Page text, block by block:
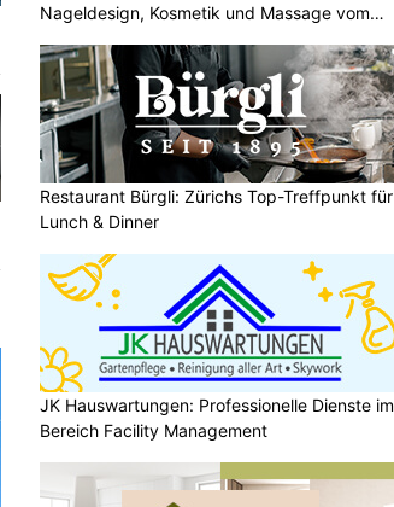
Nageldesign, Kosmetik und Massage vom
Restaurant Bürgli: Zürichs Top-Treffpunkt für
Lunch & Dinner
JK Hauswartungen: Professionelle Dienste im
Bereich Facility Management